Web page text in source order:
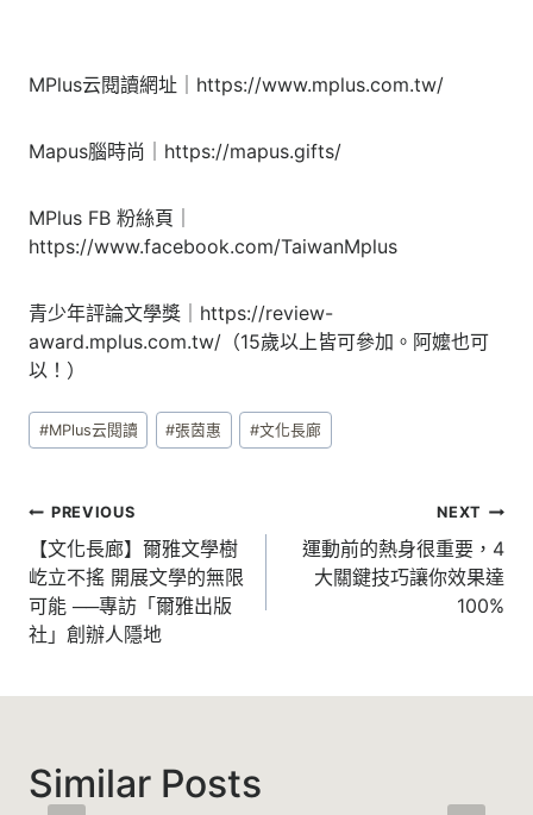
MPlus云閱讀網址｜https://www.mplus.com.tw/
Mapus腦時尚｜https://mapus.gifts/
MPlus FB 粉絲頁｜
https://www.facebook.com/TaiwanMplus
青少年評論文學獎｜https://review-
award.mplus.com.tw/（15歲以上皆可參加。阿嬤也可
以！）
Post
Tags:
#MPlus云閱讀 #張茵惠 #文化長廊
文
章
導
覽
PREVIOUS
【文化長廊】爾雅文學樹
屹立不搖 開展文學的無限
可能 ──專訪「爾雅出版
社」創辦人隱地
NEXT
運動前的熱身很重要，4
大關鍵技巧讓你效果達
100%
Similar Posts